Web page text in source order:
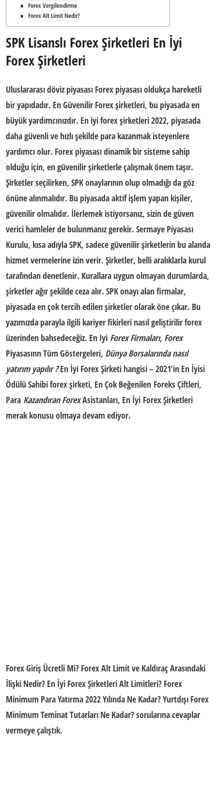
Forex Vergilendirme
Forex Alt Limit Nedir?
SPK Lisanslı Forex Şirketleri En İyi
Forex Şirketleri
Uluslararası döviz piyasası Forex piyasasıoldukça hareketli
bir yapıdadır. En Güvenilir Forex şirketleri, bu piyasada en
büyük yardımcınızdır. En iyi forex şirketleri 2022, piyasada
daha güvenli ve hızlı şekilde para kazanmak isteyenlere
yardımcı olur. Forex piyasası dinamik bir sisteme sahip
olduğu için, en güvenilir şirketlerle çalışmak önem taşır.
Şirketler seçilirken, SPK onaylarının olup olmadığı da göz
önüne alınmalıdır. Bu piyasada aktif işlem yapan kişiler,
güvenilir olmalıdır. İlerlemek istiyorsanız, sizin de güven
verici hamleler de bulunmanız gerekir. Sermaye Piyasası
Kurulu, kısa adıyla SPK, sadece güvenilir şirketlerin bu alanda
hizmet vermelerine izin verir. Şirketler, belli aralıklarla kurul
tarafından denetlenir. Kurallara uygun olmayan durumlarda,
şirketler ağır şekilde ceza alır. SPK onayı alan firmalar,
piyasada en çok tercih edilen şirketler olarak öne çıkar. Bu
yazımızda parayla ilgili kariyer fikirleri nasıl geliştirilir forex
üzerinden bahsedeceğiz. En Iyi Forex Firmaları, Forex
Piyasasınn Tüm Göstergeleri, Dünya Borsalarında nasıl
yatırım yapılır ?En İyi Forex Şirketi hangisi – 2021’in En İyisi
Ödülü Sahibi forex şirketi, En Çok Beğenilen Foreks Çiftleri,
Para Kazandıran ForexAsistanları, En İyi Forex Şirketleri
merak konusu olmaya devam ediyor.
Forex Giriş Ücretli Mi? Forex Alt Limit ve Kaldıraç Arasındaki
İlişki Nedir? En İyi Forex Şirketleri Alt Limitleri? Forex
Minimum Para Yatırma 2022 Yılında Ne Kadar? Yurtdışı Forex
Minimum Teminat Tutarları Ne Kadar? sorularına cevaplar
vermeye çalıştık.